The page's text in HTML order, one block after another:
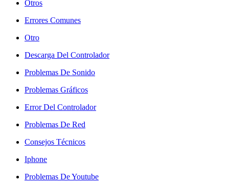
Otros
Errores Comunes
Otro
Descarga Del Controlador
Problemas De Sonido
Problemas Gráficos
Error Del Controlador
Problemas De Red
Consejos Técnicos
Iphone
Problemas De Youtube